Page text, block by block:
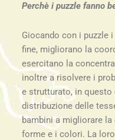
e
scettro
cristallo
-
36
pz.
quantità
Perchè i puzzle fanno
Giocando con i puzzle
fine, migliorano la
esercitano la
inoltre a risolvere i
e strutturato, in
distribuzione delle
bambini a migliorare
forme e i colori. La